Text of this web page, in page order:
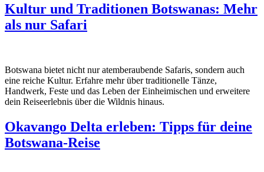
Kultur und Traditionen Botswanas: Mehr
als nur Safari
Botswana bietet nicht nur atemberaubende Safaris, sondern auch
eine reiche Kultur. Erfahre mehr über traditionelle Tänze,
Handwerk, Feste und das Leben der Einheimischen und erweitere
dein Reiseerlebnis über die Wildnis hinaus.
Okavango Delta erleben: Tipps für deine
Botswana-Reise